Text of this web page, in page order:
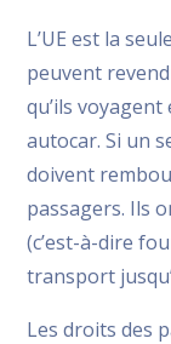
L’UE est la
peuvent
qu’ils
autocar. Si un
doivent
passagers. Ils
(c’est-à-dire
transport
Les droits des